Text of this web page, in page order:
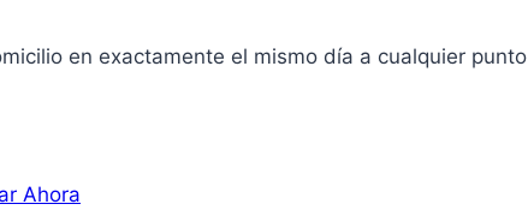
en exactamente el mismo día a cualquier
Ahora